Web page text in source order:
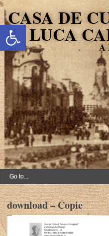
Deschide bara de unelte
CASA DE
LUCA
download – Copie